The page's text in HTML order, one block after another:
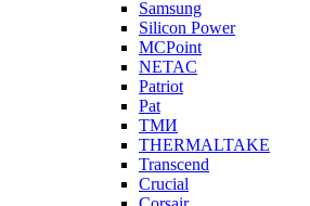
Samsung
Silicon Power
MCPoint
NETAC
Patriot
Pat
ТМИ
THERMALTAKE
Transcend
Crucial